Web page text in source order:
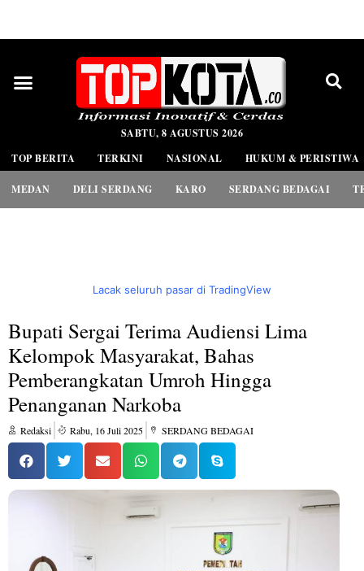
SABTU, 8 AGUSTUS 2026
TOP BERITA
TERKINI NASIONAL HUKUM & PERISTIWA
MEDAN DELI SERDANG KARO SERDANG BEDAGAI
Lacak seluruh pasar di TradingView
Bupati Sergai Terima Audiensi Lima
Kelompok Masyarakat, Bahas
Pemberangkatan Umroh Hingga
Penanganan Narkoba
Redaksi Rabu, 16 Juli 2025 SERDANG BEDAGAI